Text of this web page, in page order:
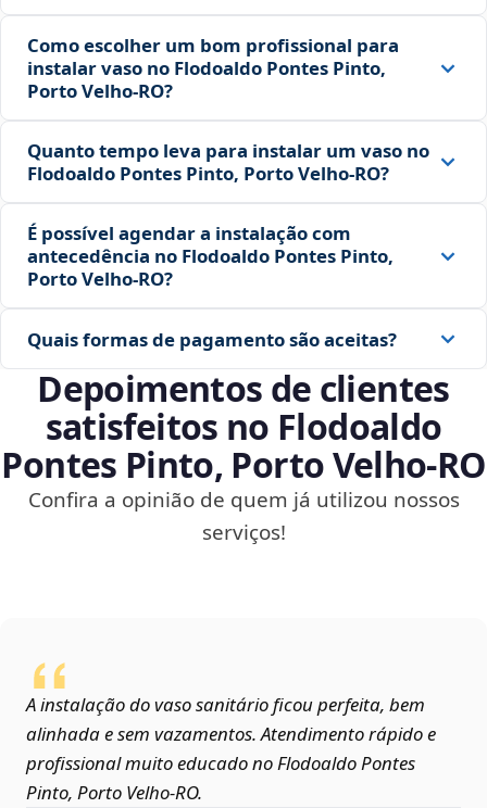
Como escolher um bom profissional para
instalar vaso no Flodoaldo Pontes Pinto,
Porto Velho‑RO?
Quanto tempo leva para instalar um vaso no
Flodoaldo Pontes Pinto, Porto Velho‑RO?
É possível agendar a instalação com
antecedência no Flodoaldo Pontes Pinto,
Porto Velho‑RO?
Quais formas de pagamento são aceitas?
Depoimentos de clientes
satisfeitos no Flodoaldo
Pontes Pinto, Porto Velho‑RO
Confira a opinião de quem já utilizou nossos
serviços!
A instalação do vaso sanitário ficou perfeita, bem
alinhada e sem vazamentos. Atendimento rápido e
profissional muito educado no Flodoaldo Pontes
Pinto, Porto Velho‑RO.